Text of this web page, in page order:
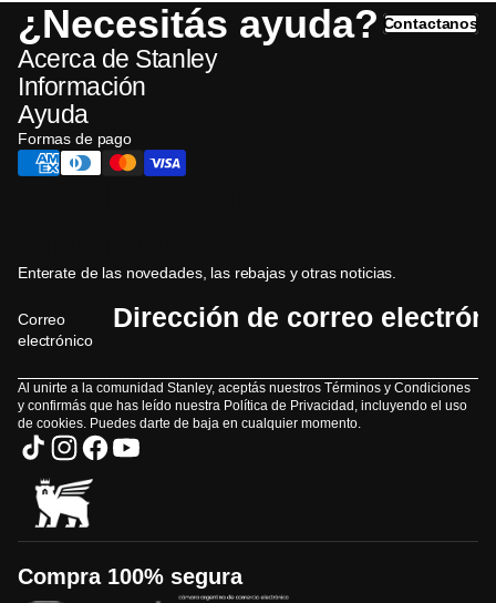
Enterate de las novedades, las rebajas y otras noticias.
Correo
electrónico
Al unirte a la comunidad Stanley, aceptás nuestros Términos y Condiciones
y confirmás que has leído nuestra Política de Privacidad, incluyendo el uso
de cookies. Puedes darte de baja en cualquier momento.
¿Necesitás ayuda? Contactanos
Acerca de Stanley
Información
Ayuda
Formas de pago
Compra 100% segura